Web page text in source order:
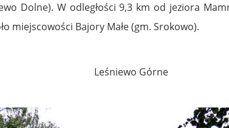
Dolne). W odległości 9,3 km od jeziora
miejscowości Bajory Małe (gm. Srokowo).
Leśniewo Górne